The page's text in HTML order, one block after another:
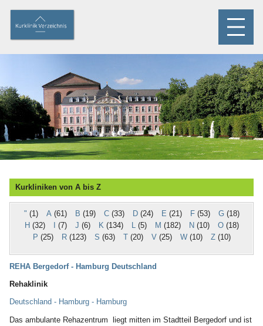
Kurkliniken von A bis Z
" (1) A(61) B (19) C(33) D(24) E (21) F(53) G(18)
H (32) (7) J (6) K(134) L(5) M (182) N (10) O(18)
P (25) R(123) S (63) T(20) V(25) W(10) Z(10)
REHA Bergedorf - Hamburg Deutschland
Rehaklinik
Deutschland - Hamburg - Hamburg
Das ambulante Rehazentrum liegt mitten im Stadtteil Bergedorf und ist